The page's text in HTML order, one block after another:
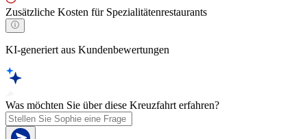
Zusätzliche Kosten für Spezialitätenrestaurants
KI-generiert aus Kundenbewertungen
Was möchten Sie über diese Kreuzfahrt erfahren?